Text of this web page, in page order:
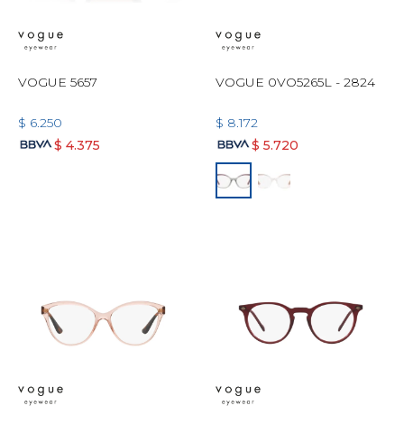
VOGUE 5657
$ 6.250
$ 4.375
VOGUE 0VO5265L - 2824
$ 8.172
$ 5.720